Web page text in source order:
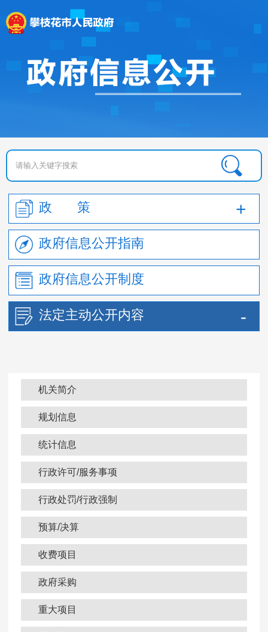
政 策
政府信息公开指南
政府信息公开制度
法定主动公开内容
机关简介
规划信息
统计信息
行政许可/服务事项
行政处罚/行政强制
预算/决算
收费项目
政府采购
重大项目